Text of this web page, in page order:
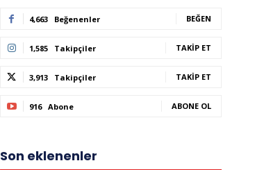
4,663 Beğenenler BEĞEN
1,585 Takipçiler TAKIP ET
3,913 Takipçiler TAKIP ET
916 Abone ABONE OL
Son eklenenler